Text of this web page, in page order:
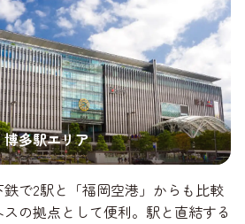
博多駅エリア
で2駅と「福岡空港」からも比較
の拠点として便利。駅と直結する